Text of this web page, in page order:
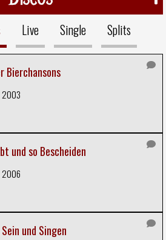
Live Single Splits
Bierchansons
2003
und so Bescheiden
2006
und Singen